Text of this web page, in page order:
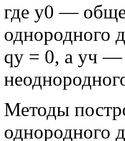
где у0 —
однородного
qy = 0, а уч —
Методы
однородного